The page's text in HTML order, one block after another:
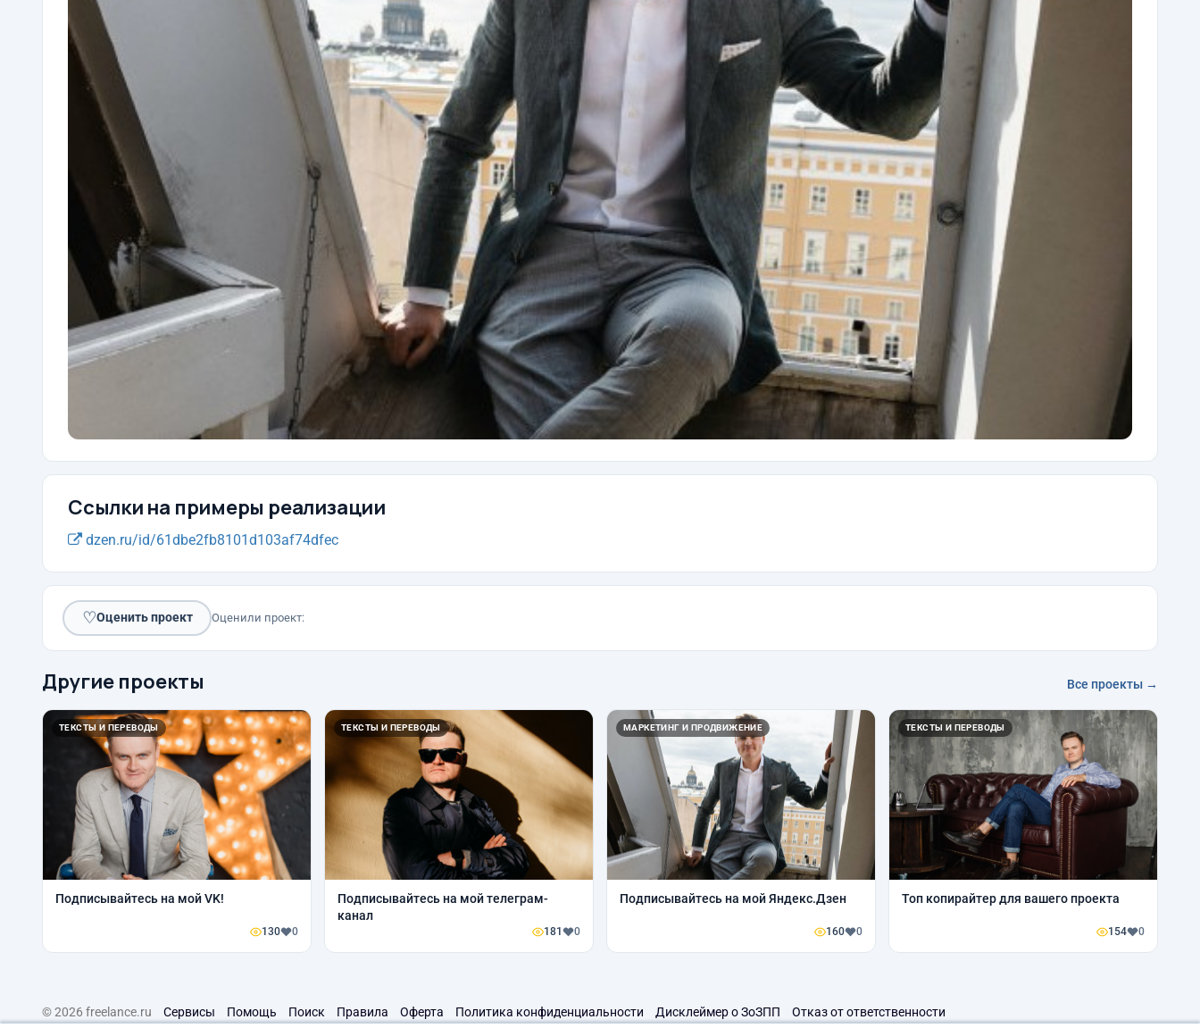
Ссылки на примеры реализации
dzen.ru/id/61dbe2fb8101d103af74dfec
♡Оценить проект Оценили проект:
Другие проекты Все проекты →
ТЕКСТЫ И ПЕРЕВОДЫ
Подписывайтесь на мой VK!
130 0
ТЕКСТЫ И ПЕРЕВОДЫ
Подписывайтесь на мой телеграм-
канал
181 0
МАРКЕТИНГ И ПРОДВИЖЕНИЕ
Подписывайтесь на мой Яндекс.Дзен
160 0
ТЕКСТЫ И ПЕРЕВОДЫ
Топ копирайтер для вашего проекта
154 0
© 2026 freelance.ru Сервисы Помощь Поиск Правила Оферта Политика конфиденциальности Дисклеймер о ЗоЗПП Отказ от ответственности